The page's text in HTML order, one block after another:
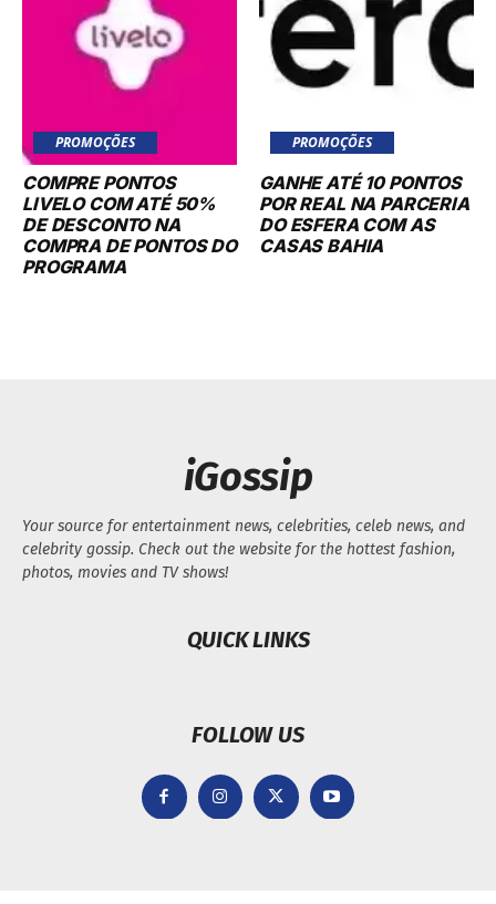
PROMOÇÕES
COMPRE PONTOS
LIVELO COM ATÉ 50%
DE DESCONTO NA
COMPRA DE PONTOS DO
PROGRAMA
PROMOÇÕES
GANHE ATÉ 10 PONTOS
POR REAL NA PARCERIA
DO ESFERA COM AS
CASAS BAHIA
iGossip
Your source for entertainment news, celebrities, celeb news, and
celebrity gossip. Check out the website for the hottest fashion,
photos, movies and TV shows!
QUICK LINKS
FOLLOW US